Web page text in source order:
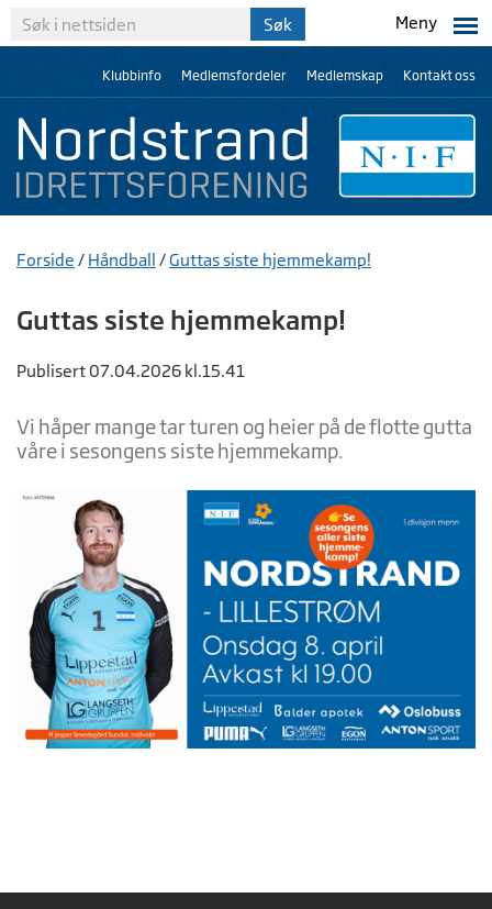
Meny
Klubbinfo Medlemsfordeler Medlemskap Kontakt oss
Forside / Håndball /Guttas siste hjemmekamp!
Guttas siste hjemmekamp!
Publisert 07.04.2026 kl.15.41
Vi håper mange tar turen og heier på de flotte gutta
våre i sesongens siste hjemmekamp.